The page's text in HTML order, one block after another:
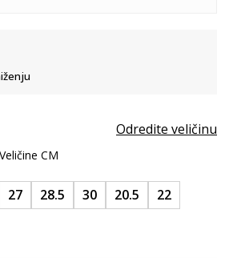
Odredite veličinu
Veličine CM
27 28.5 30 20.5 22